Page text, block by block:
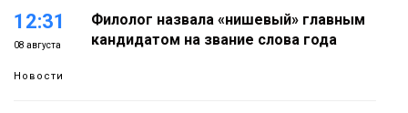
12:31
08 августа
Новости
Филолог назвала «нишевый» главным
кандидатом на звание слова года